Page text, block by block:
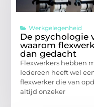
Werkgelegenheid
De psychologie
waarom
dan gedacht
Flexwerkers hebben
Iedereen heeft wel
flexwerker die van
altijd onzeker